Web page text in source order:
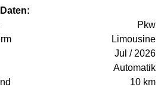
Pkw
Limousine
Jul / 2026
Automatik
10 km